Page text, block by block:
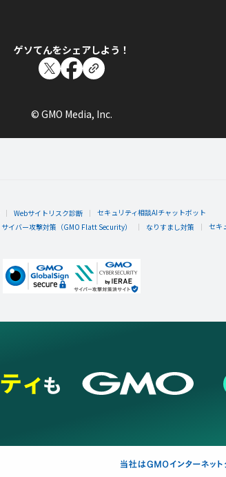
ゲソてんをシェアしよう！
© GMO Media, Inc.
Webサイトリスク診断
セキュリティ相談AIチャットボット
サイバー攻撃対策（GMO Flatt Security） なりすまし対策 セキ